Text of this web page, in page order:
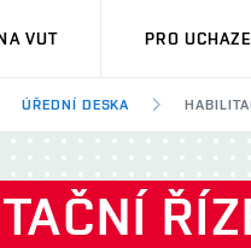
VUT PRO
ÚŘEDNÍ DESKA